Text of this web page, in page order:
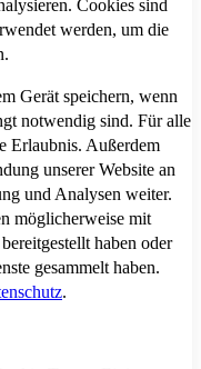
Cookies sind
werden, um die
Gerät speichern, wenn
notwendig sind. Für alle
Erlaubnis. Außerdem
unserer Website an
und Analysen weiter.
möglicherweise mit
haben oder
gesammelt haben.
.